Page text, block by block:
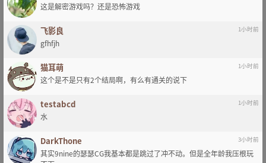
这是解密游戏吗？还是恐怖游戏
飞影良 1小时前
gfhfjh
猫耳萌 1小时前
这个是不是只有2个结局啊，有么有通关的说下
testabcd 1小时前
水
DarkThone 3小时前
其实9nine的瑟瑟CG我基本都是跳过了冲不动。但是全年龄我压根玩